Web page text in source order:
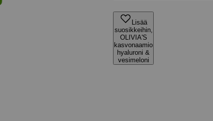
Lisää
suosikkeihin,
OLIVIA'S
kasvonaamio
hyaluroni &
vesimeloni